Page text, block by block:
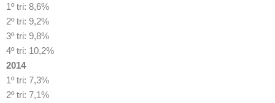
1º tri: 8,6%
2º tri: 9,2%
3º tri: 9,8%
4º tri: 10,2%
2014
1º tri: 7,3%
2º tri: 7,1%